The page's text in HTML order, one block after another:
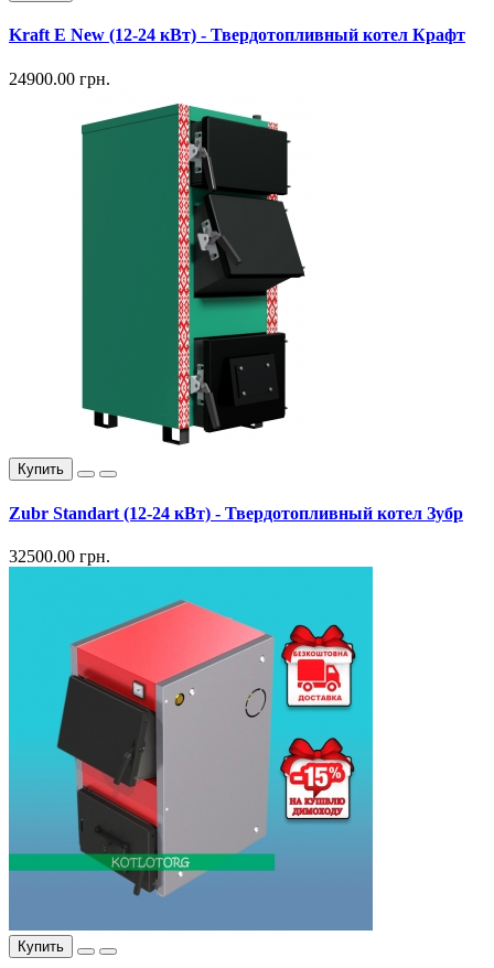
Kraft E New (12-24 кВт) - Твердотопливный котел Крафт
24900.00 грн.
Купить
Zubr Standart (12-24 кВт) - Твердотопливный котел Зубр
32500.00 грн.
Купить